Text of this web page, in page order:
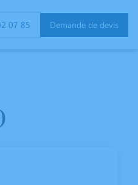
07 85 Demande de devis